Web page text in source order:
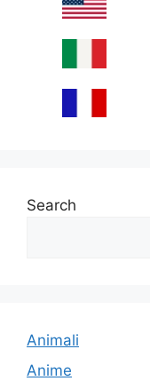
Search
Animali
Anime